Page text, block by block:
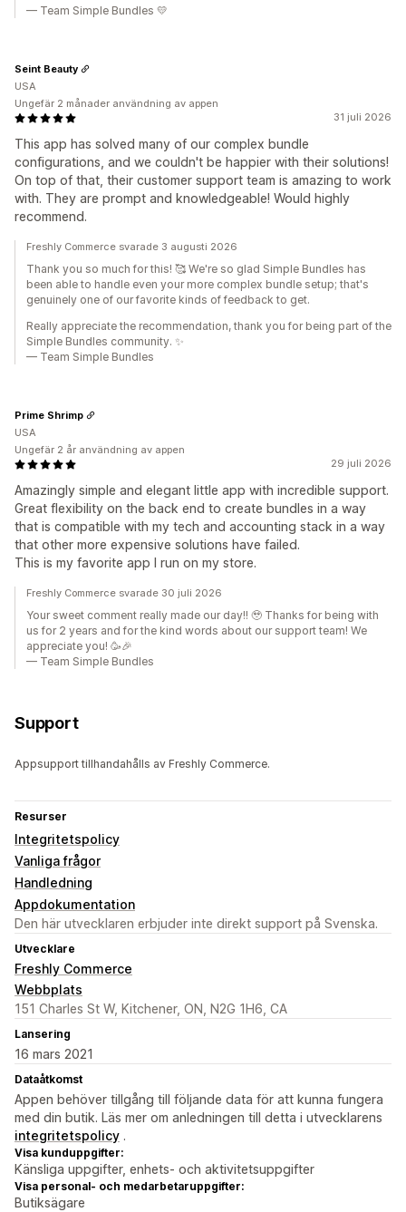
— Team Simple Bundles 💛
31 juli 2026
This app has solved many of our complex bundle
configurations, and we couldn't be happier with their solutions!
On top of that, their customer support team is amazing to work
with. They are prompt and knowledgeable! Would highly
recommend.
Seint Beauty
USA
Ungefär 2 månader användning av appen
Freshly Commerce svarade 3 augusti 2026
Thank you so much for this! 🥰 We're so glad Simple Bundles has
been able to handle even your more complex bundle setup; that's
genuinely one of our favorite kinds of feedback to get.
Really appreciate the recommendation, thank you for being part of the
Simple Bundles community. ✨
— Team Simple Bundles
29 juli 2026
Amazingly simple and elegant little app with incredible support.
Great flexibility on the back end to create bundles in a way
that is compatible with my tech and accounting stack in a way
that other more expensive solutions have failed.
This is my favorite app I run on my store.
Prime Shrimp
USA
Ungefär 2 år användning av appen
Freshly Commerce svarade 30 juli 2026
Your sweet comment really made our day!! 🥹 Thanks for being with
us for 2 years and for the kind words about our support team! We
appreciate you! 🥳🎉
— Team Simple Bundles
Support
Appsupport tillhandahålls av Freshly Commerce.
Resurser
Integritetspolicy
Vanliga frågor
Handledning
Appdokumentation
Den här utvecklaren erbjuder inte direkt support på Svenska.
Utvecklare
Freshly Commerce
Webbplats
151 Charles St W, Kitchener, ON, N2G 1H6, CA
Lansering
16 mars 2021
Dataåtkomst
Appen behöver tillgång till följande data för att kunna fungera
med din butik. Läs mer om anledningen till detta i utvecklarens
integritetspolicy .
Visa kunduppgifter:
Känsliga uppgifter, enhets- och aktivitetsuppgifter
Visa personal- och medarbetaruppgifter:
Butiksägare